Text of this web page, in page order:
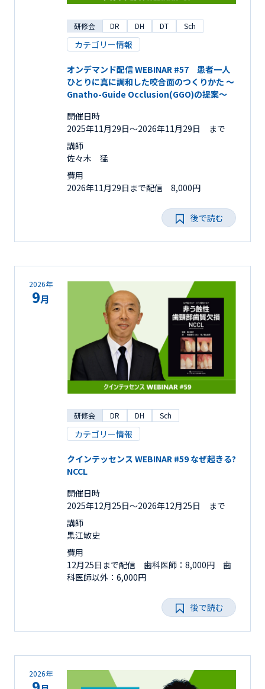
研修会 DR DH DT Sch
カテゴリー情報
オンデマンド配信 WEBINAR #57 患者一人
ひとりに真に調和した咬合面のつくりかた ～
Gnatho-Guide Occlusion(GGO)の提案～
開催日時
2025年11月29日〜2026年11月29日 まで
講師
佐々木 猛
費用
2026年11月29日まで配信 8,000円
後で読む
2026年
9月
研修会 DR DH Sch
カテゴリー情報
クインテッセンス WEBINAR #59 なぜ起きる?
NCCL
開催日時
2025年12月25日〜2026年12月25日 まで
講師
黒江敏史
費用
12月25日まで配信 歯科医師：8,000円 歯
科医師以外：6,000円
後で読む
2026年